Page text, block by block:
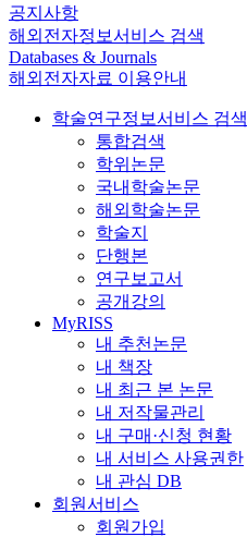
공지사항
해외전자정보서비스 검색
Databases & Journals
해외전자자료 이용안내
학술연구정보서비스 검색
통합검색
학위논문
국내학술논문
해외학술논문
학술지
단행본
연구보고서
공개강의
MyRISS
내 추천논문
내 책장
내 최근 본 논문
내 저작물관리
내 구매·신청 현황
내 서비스 사용권한
내 관심 DB
회원서비스
회원가입